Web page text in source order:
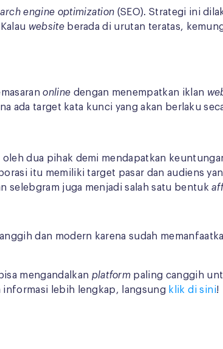
engine optimization (SEO). Strategi ini
website berada di urutan teratas,
online dengan menempatkan iklan
ada target kata kunci yang akan berlaku
dua pihak demi mendapatkan
itu memiliki target pasar dan audiens
selebgram juga menjadi salah satu bentuk
dan modern karena sudah
mengandalkan platform paling canggih
lebih lengkap, langsung klik di sini!